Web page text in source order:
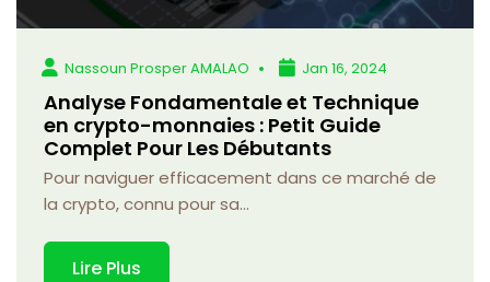
Nassoun Prosper AMALAO Jan 16, 2024
Analyse Fondamentale et Technique
en crypto-monnaies : Petit Guide
Complet Pour Les Débutants
Pour naviguer efficacement dans ce marché de
la crypto, connu pour sa...
Lire Plus